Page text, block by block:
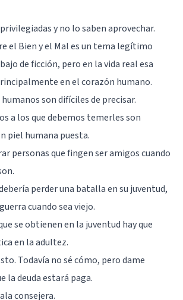
y no lo saben aprovechar.
el Bien y el Mal es un tema legítimo
de ficción, pero en la vida real esa
en el corazón humano.
son difíciles de precisar.
a los que debemos temerles son
piel humana puesta.
personas que fingen ser amigos cuando
perder una batalla en su juventud,
cuando sea viejo.
se obtienen en la juventud hay que
en la adultez.
Todavía no sé cómo, pero dame
la deuda estará paga.
consejera.